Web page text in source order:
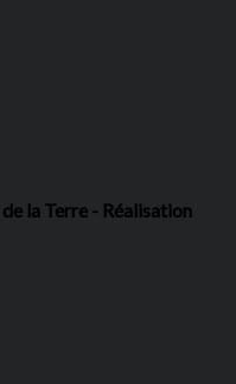
la Terre - Réalisation